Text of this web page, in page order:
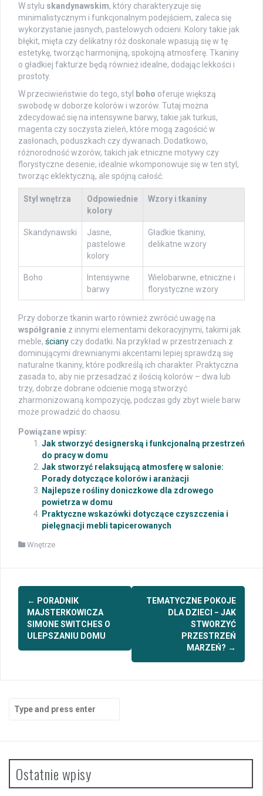
W stylu skandynawskim, który charakteryzuje się
minimalistycznym i funkcjonalnym podejściem, zaleca się
wykorzystanie jasnych, pastelowych odcieni. Kolory takie jak
błękit, mięta czy delikatny róż doskonale wpasują się w tę
estetykę, tworząc harmonijną, spokojną atmosferę. Tkaniny
o gładkiej fakturze będą również idealne, dodając lekkości i
prostoty.
W przeciwieństwie do tego, styl boho oferuje większą
swobodę w doborze kolorów i wzorów. Tutaj można
zdecydować się na intensywne barwy, takie jak turkus,
magenta czy soczysta zieleń, które mogą zagościć w
zasłonach, poduszkach czy dywanach. Dodatkowo,
różnorodność wzorów, takich jak etniczne motywy czy
florystyczne desenie, idealnie wkomponowuje się w ten styl,
tworząc eklektyczną, ale spójną całość.
Styl wnętrza
Odpowiednie
kolory
Wzory i tkaniny
Skandynawski
Jasne,
pastelowe
kolory
Gładkie tkaniny,
delikatne wzory
Boho
Intensywne
barwy
Wielobarwne, etniczne i
florystyczne wzory
Przy doborze tkanin warto również zwrócić uwagę na
współgranie z innymi elementami dekoracyjnymi, takimi jak
meble, ściany czy dodatki. Na przykład w przestrzeniach z
dominującymi drewnianymi akcentami lepiej sprawdzą się
naturalne tkaniny, które podkreślą ich charakter. Praktyczna
zasada to, aby nie przesadzać z ilością kolorów – dwa lub
trzy, dobrze dobrane odcienie mogą stworzyć
zharmonizowaną kompozycję, podczas gdy zbyt wiele barw
może prowadzić do chaosu.
Powiązane wpisy:
Jak stworzyć designerską i funkcjonalną przestrzeń
do pracy w domu
Jak stworzyć relaksującą atmosferę w salonie:
Porady dotyczące kolorów i aranżacji
Najlepsze rośliny doniczkowe dla zdrowego
powietrza w domu
Praktyczne wskazówki dotyczące czyszczenia i
pielęgnacji mebli tapicerowanych
Wnętrze
Post
navigation
← PORADNIK
MAJSTERKOWICZA
SIMONE SWITCHES O
ULEPSZANIU DOMU
TEMATYCZNE POKOJE
DLA DZIECI − JAK
STWORZYĆ
PRZESTRZEŃ
MARZEŃ? →
Search
for:
Ostatnie wpisy